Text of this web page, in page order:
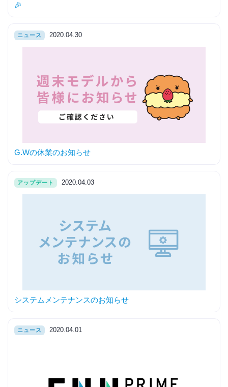
🎉
ニュース 2020.04.30
G.Wの休業のお知らせ
アップデート 2020.04.03
システムメンテナンスのお知らせ
ニュース 2020.04.01